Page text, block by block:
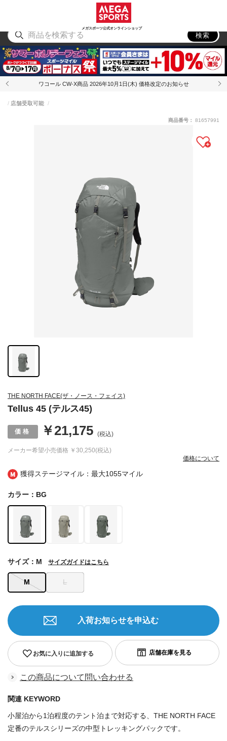
メガスポーツ公式オンラインショップ
アウトドア
検索
ワコール CW-X商品 2026年10月1日(木) 価格改定のお知らせ
獲得ステージマイル：最大1055マイル
THE NORTH FACE(ザ・ノース・フェイス)
Tellus 45 (テルス45)
店舗受取可能
メーカー希望小売価格 ￥30,250(税込)
￥21,175 (税込)
価格について
商品番号： 81657991
カラー：BG
M L
サイズ：M サイズガイドはこちら
お気に入りに追加する
入荷お知らせを申込む
この商品について問い合わせる
関連 KEYWORD
小屋泊から1泊程度のテント泊まで対応する、THE NORTH FACE
定番のテルスシリーズの中型トレッキングパックです。